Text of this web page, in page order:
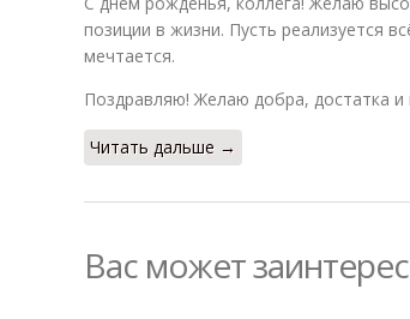
позиции в жизни. Пусть реализуется
мечтается.
Поздравляю! Желаю добра, достатка
Читать дальше →
Вас может